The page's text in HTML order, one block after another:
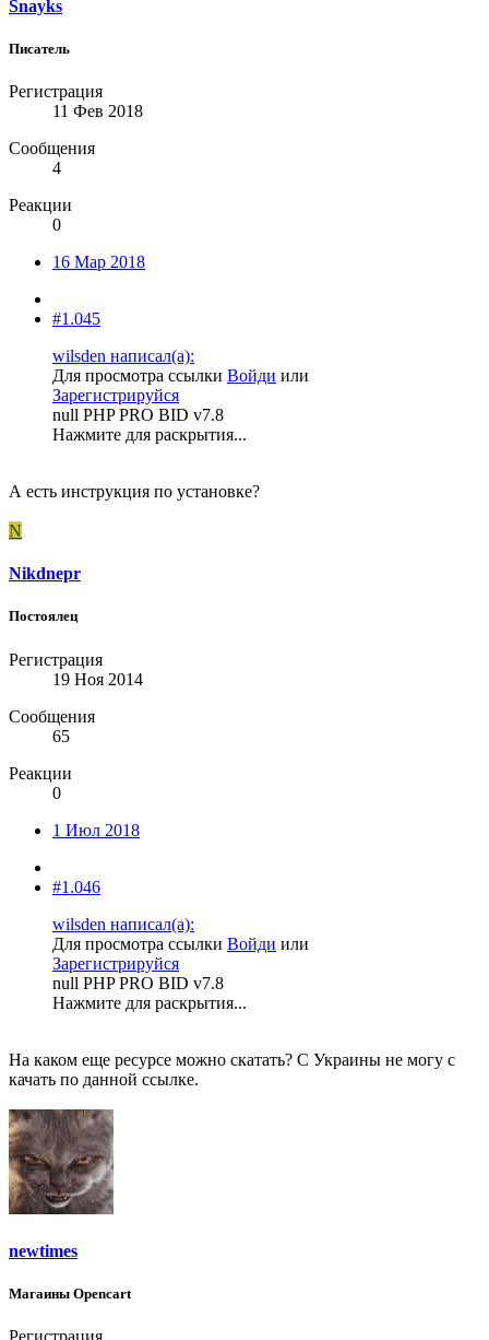
Snayks
Писатель
Регистрация
11 Фев 2018
Сообщения
4
Реакции
0
16 Мар 2018
#1.045
wilsden написал(а):
Для просмотра ссылки Войди или
Зарегистрируйся
null PHP PRO BID v7.8
Нажмите для раскрытия...
А есть инструкция по установке?
N
Nikdnepr
Постоялец
Регистрация
19 Ноя 2014
Сообщения
65
Реакции
0
1 Июл 2018
#1.046
wilsden написал(а):
Для просмотра ссылки Войди или
Зарегистрируйся
null PHP PRO BID v7.8
Нажмите для раскрытия...
На каком еще ресурсе можно скатать? С Украины не могу с
качать по данной ссылке.
newtimes
Магаины Opencart